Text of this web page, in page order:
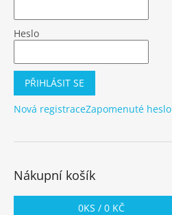
Heslo
PŘIHLÁSIT SE
Nová registraceZapomenuté heslo
Nákupní košík
0KS / 0 KČ